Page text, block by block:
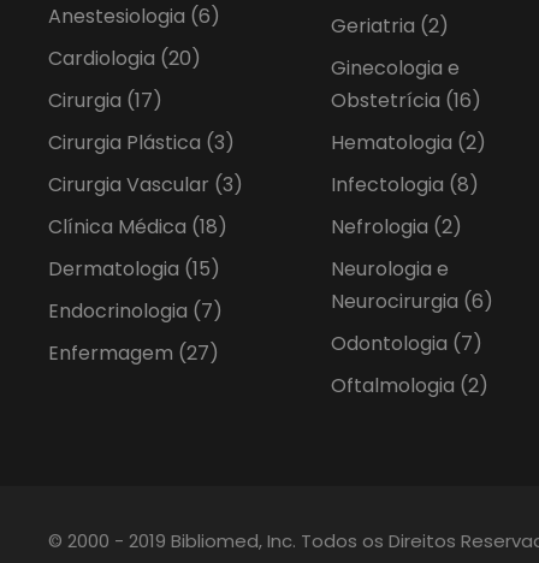
Anestesiologia (6)
Cardiologia (20)
Cirurgia (17)
Cirurgia Plástica (3)
Cirurgia Vascular (3)
Clínica Médica (18)
Dermatologia (15)
Endocrinologia (7)
Enfermagem (27)
Geriatria (2)
Ginecologia e
Obstetrícia (16)
Hematologia (2)
Infectologia (8)
Nefrologia (2)
Neurologia e
Neurocirurgia (6)
Odontologia (7)
Oftalmologia (2)
© 2000 - 2019 Bibliomed, Inc. Todos os Direitos